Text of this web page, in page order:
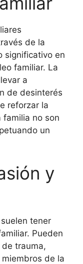
de la
significativo en
familiar. La
a
de desinterés
reforzar la
familia no son
un
y
tener
Pueden
trauma,
de la